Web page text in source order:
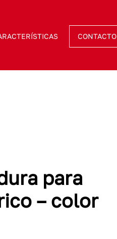
CONTACTO
para
– color